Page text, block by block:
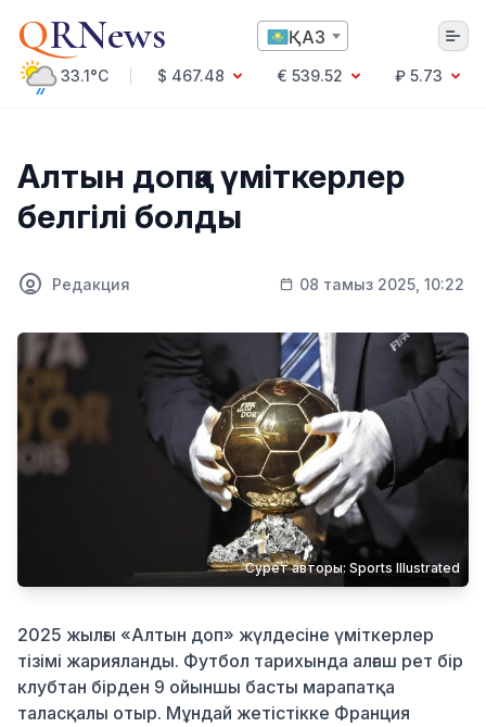
QRNews ҚАЗ
33.1°C $ 467.48 € 539.52
₽ 5.73
Технология
Әлемде
Қоғам
Білім және Ғылым
Спорт
Ауа райы
Денсаулық
Алтын допқа үміткерлер
белгілі болды
Редакция 08 тамыз 2025, 10:22
Сурет авторы: Sports Illustrated
2025 жылғы «Алтын доп» жүлдесіне үміткерлер
тізімі жарияланды. Футбол тарихында алғаш рет бір
клубтан бірден 9 ойыншы басты марапатқа
таласқалы отыр. Мұндай жетістікке Франция